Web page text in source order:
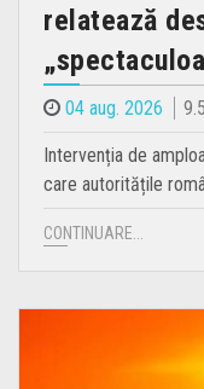
relatează
04 aug. 2026
Intervenția de
care autoritățile
CONTINUARE...